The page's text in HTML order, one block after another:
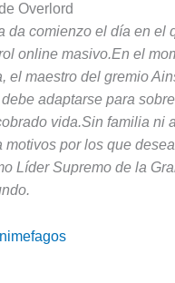
Overlord
da comienzo el día en el
online masivo.En el
el maestro del gremio
adaptarse para
vida.Sin familia ni
motivos por los que
Líder Supremo de la